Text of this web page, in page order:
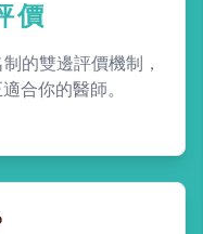
價
的雙邊評價機制，
合你的醫師。